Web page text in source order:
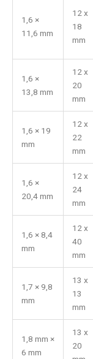
1,6 ×
11,6 mm
12 x
18
mm
1,6 ×
13,8 mm
12 x
20
mm
1,6 × 19
mm
12 x
22
mm
1,6 ×
20,4 mm
12 x
24
mm
1,6 × 8,4
mm
12 x
40
mm
1,7 × 9,8
mm
13 x
13
mm
1,8 mm ×
6 mm
13 x
20